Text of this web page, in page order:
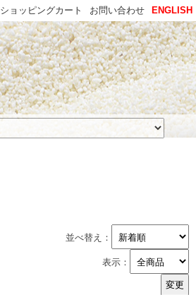
並べ替え：
表示：
ENGLISH
お問い合わせ
ショッピングカート